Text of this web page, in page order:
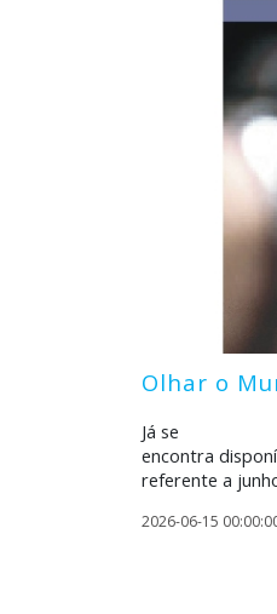
Olhar o
Já se
encontra
referente a
2026-06-15